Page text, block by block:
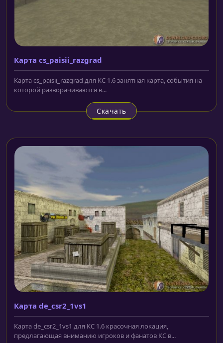
Карта cs_paisii_razgrad
Карта cs_paisii_razgrad для КС 1.6 занятная карта, события на
которой разворачиваются в...
Скачать
Карта de_csr2_1vs1
Карта de_csr2_1vs1 для КС 1.6 красочная локация,
предлагающая вниманию игроков и фанатов КС в...